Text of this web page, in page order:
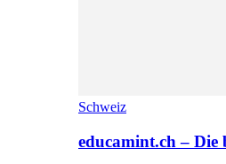
Schweiz
educamint.ch –